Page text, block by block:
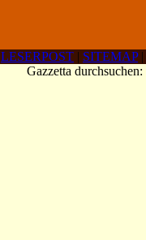
LESERPOST | SITEMAP|
Gazzetta durchsuchen: